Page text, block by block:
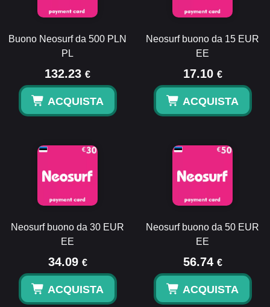
Buono Neosurf da 500 PLN
PL
132.23 €
ACQUISTA
Neosurf buono da 15 EUR
EE
17.10 €
ACQUISTA
Neosurf buono da 30 EUR
EE
34.09 €
ACQUISTA
Neosurf buono da 50 EUR
EE
56.74 €
ACQUISTA